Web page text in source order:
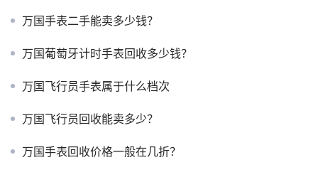
万国手表二手能卖多少钱？
万国葡萄牙计时手表回收多少钱？
万国飞行员手表属于什么档次
万国飞行员回收能卖多少？
万国手表回收价格一般在几折？